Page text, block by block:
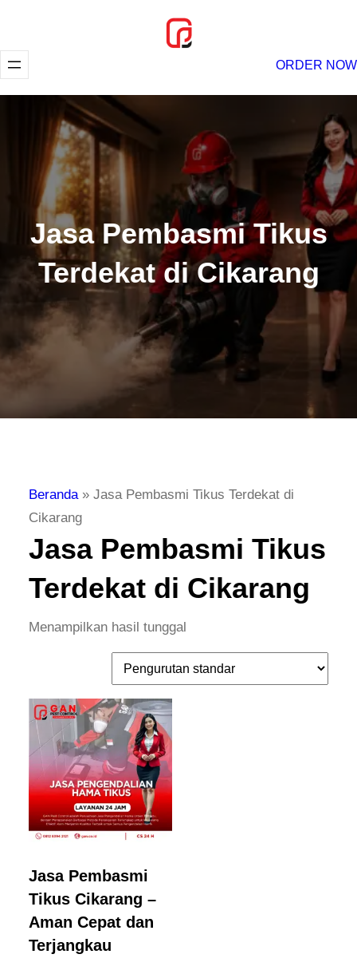
konten
ORDER NOW
Jasa Pembasmi Tikus
Terdekat di Cikarang
Beranda» Jasa Pembasmi Tikus Terdekat di
Cikarang
Jasa Pembasmi Tikus
Terdekat di Cikarang
Menampilkan hasil tunggal
Jasa Pembasmi
Tikus Cikarang –
Aman Cepat dan
Terjangkau